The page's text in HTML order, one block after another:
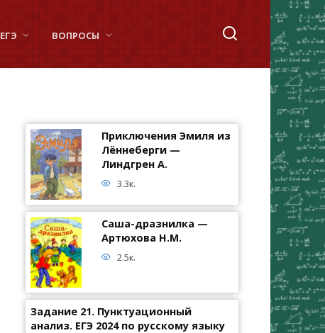
ЕГЭ ВОПРОСЫ
Приключения Эмиля из
Лённеберги —
Линдгрен А.
3.3к.
Саша-дразнилка —
Артюхова Н.М.
2.5к.
Задание 21. Пунктуационный
анализ. ЕГЭ 2024 по русскому языку